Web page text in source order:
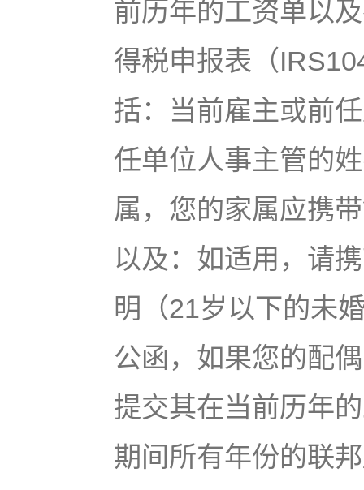
前历年的工资单以
得税申报表（
括：当前雇主或前
任单位人事主管的
属，您的家属应携
以及：如适用，请
明（21岁以下的未
公函，如果您的配
提交其在当前历年
期间所有年份的联